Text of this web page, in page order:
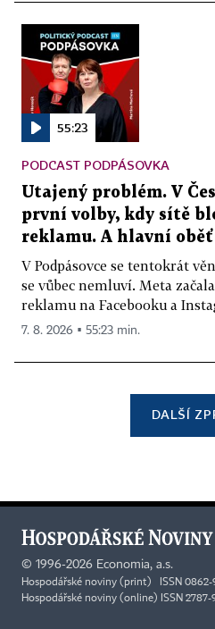
55:23
PODCAST PODPÁSOVKA
Utajený problém. V
první volby, kdy sítě
reklamu. A hlavní oběť
V Podpásovce se tentokrát
se vůbec nemluví. Meta
reklamu na Facebooku a
7. 8. 2026 ▪ 55:23 min.
DALŠÍ
© 1996-2026 Economia, a.s.
Hospodářské noviny (print) ISSN 0862-
Hospodářské noviny (online) ISSN 2787-